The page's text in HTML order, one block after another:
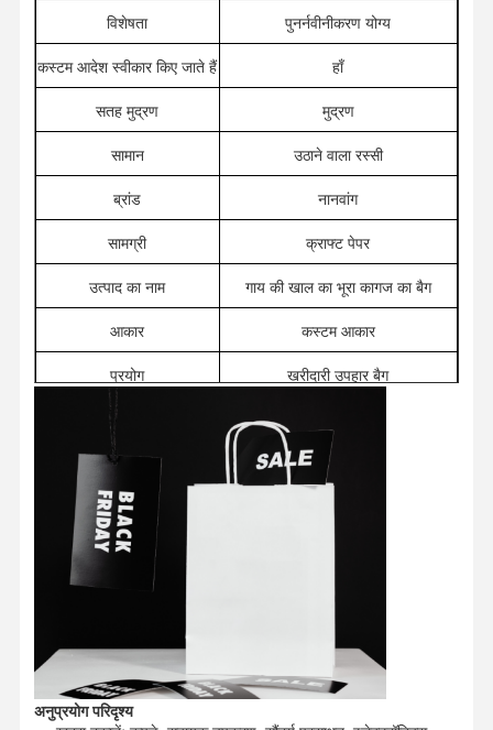
विशेषता पुनर्नवीनीकरण योग्य
कस्टम आदेश स्वीकार किए जाते हैं हाँ
सतह मुद्रण मुद्रण
सामान उठाने वाला रस्सी
ब्रांड नानवांग
सामग्री क्राफ्ट पेपर
उत्पाद का नाम गाय की खाल का भूरा कागज का बैग
आकार कस्टम आकार
प्रयोग खरीदारी उपहार बैग
लाभ पुनः प्रयोज्य और पर्यावरण के अनुकूल
उत्पत्ति स्थान फुजियान, चीन
न्यूनतम आदेश मात्रा (एमओक्यू)
अनुप्रयोग परिदृश्य